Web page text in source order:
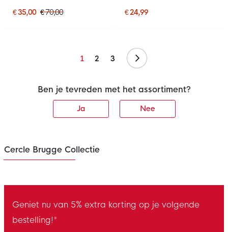
€ 35,00 € 70,00
€ 24,99
1 2 3 Volgende
Ben je tevreden met het assortiment?
Ja Nee
Cercle Brugge Collectie
Geniet nu van 5% extra korting op je volgende
bestelling!*